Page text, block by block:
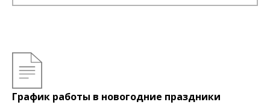
График работы в новогодние праздники